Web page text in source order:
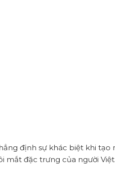
định sự khác biệt khi tạo
mắt đặc trưng của người Việt.